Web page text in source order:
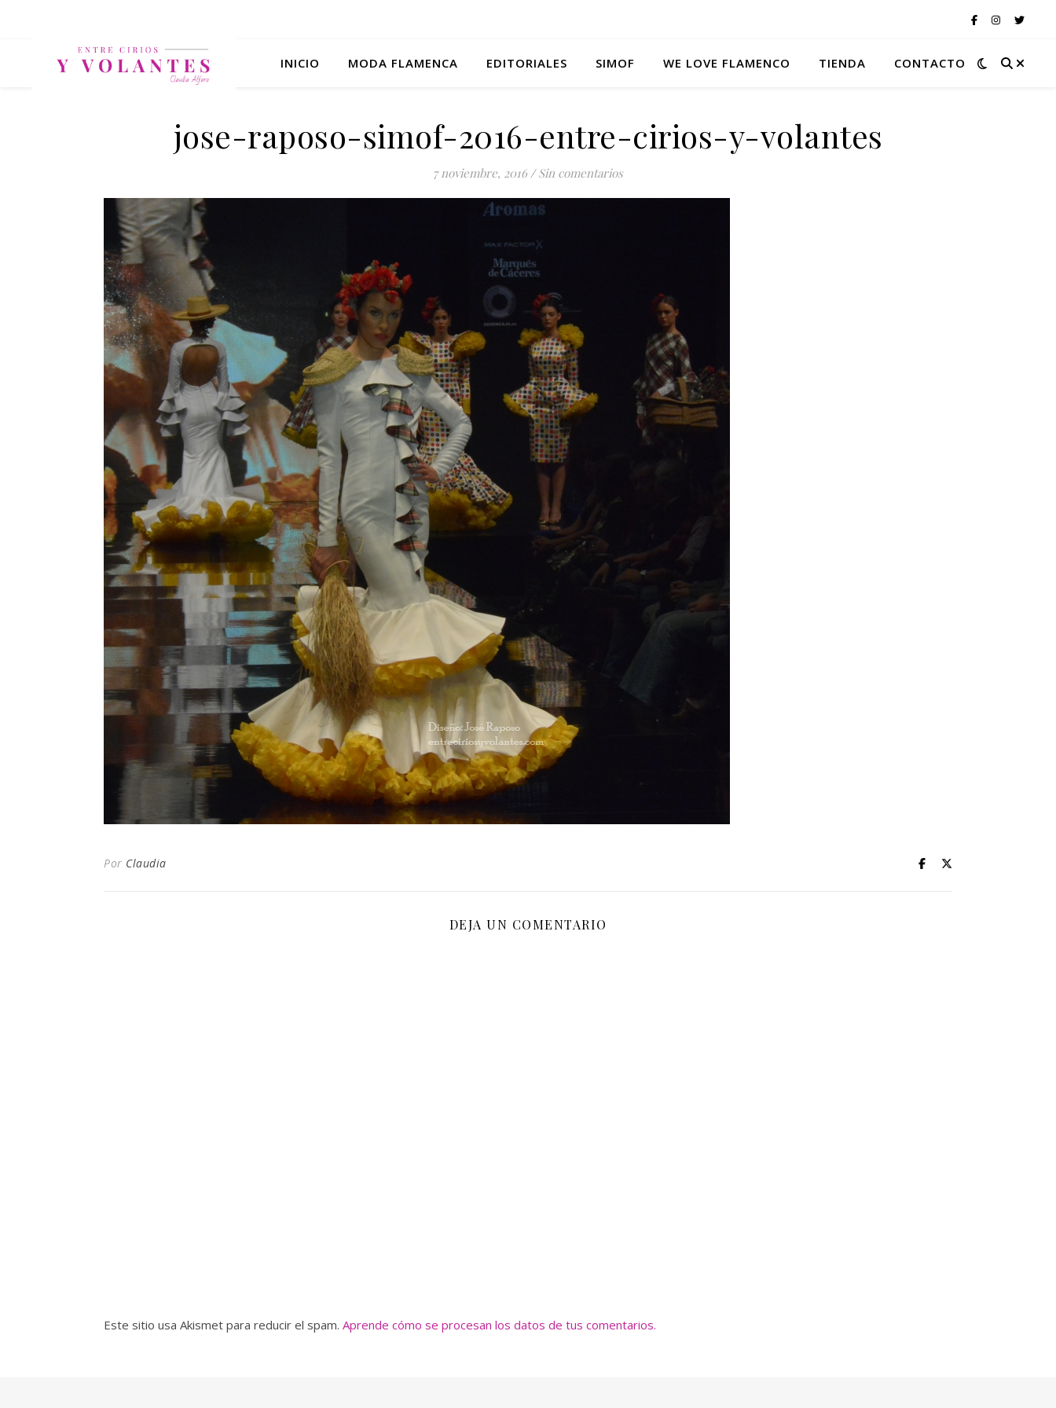
INICIO MODA FLAMENCA EDITORIALES SIMOF WE LOVE FLAMENCO TIENDA CONTACTO
jose-raposo-simof-2016-entre-cirios-y-volantes
7 noviembre, 2016 / Sin comentarios
Por Claudia
DEJA UN COMENTARIO
Este sitio usa Akismet para reducir el spam. Aprende cómo se procesan los datos de tus comentarios.